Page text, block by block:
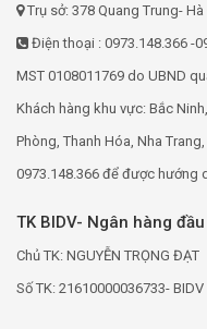
Trụ sở: 378 Quang Trung-
Điện thoại : 0973.148.366 -
MST 0108011769 do UBND
Khách hàng khu vực: Bắc
Phòng, Thanh Hóa, Nha
0973.148.366 để được hướng
TK BIDV- Ngân hàng
Chủ TK: NGUYỄN TRỌNG ĐẠT
Số TK: 21610000036733-